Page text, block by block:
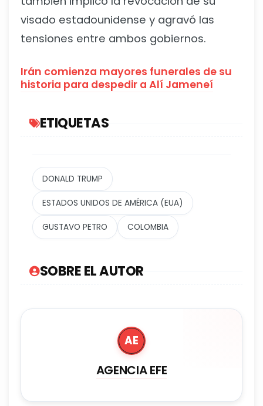
visado estadounidense y agravó las
tensiones entre ambos gobiernos.
Irán comienza mayores funerales de su
historia para despedir a Alí Jameneí
ETIQUETAS
DONALD TRUMP
ESTADOS UNIDOS DE AMÉRICA (EUA)
GUSTAVO PETRO COLOMBIA
SOBRE EL AUTOR
AE
AGENCIA EFE